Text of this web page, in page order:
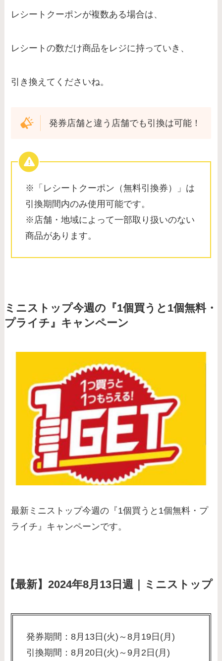
レシートクーポンが複数ある場合は、
レシートの数だけ商品をレジに持っていき、
引き換えてくださいね。
発券店舗と違う店舗でも引換は可能！
※「レシートクーポン（無料引換券）」は
引換期間内のみ使用可能です。
※店舗・地域によって一部取り扱いのない
商品があります。
ミニストップ今週の『1個買うと1個無料・
プライチ』キャンペーン
最新ミニストップ今週の『1個買うと1個無料・プ
ライチ』キャンペーンです。
【最新】2024年8月13日週｜ミニストップ
発券期間：8月13日(火)～8月19日(月)
引換期間：8月20日(火)～9月2日(月)